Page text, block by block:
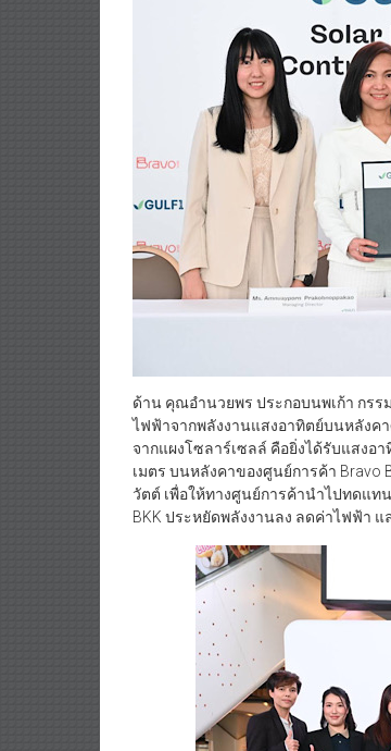
ด้าน คุณอำนวยพร ประกอบนพเก้า กรร
ไฟฟ้าจากพลังงานแสงอาทิตย์บนหลังค
จากแผงโซลาร์เซลล์ คือยิ่งได้รับแสงอ
เมตร บนหลังคาของศูนย์การค้า Bravo
วัตต์ เพื่อให้ทางศูนย์การค้านำไปทดแท
BKK ประหยัดพลังงานลง ลดค่าไฟฟ้า